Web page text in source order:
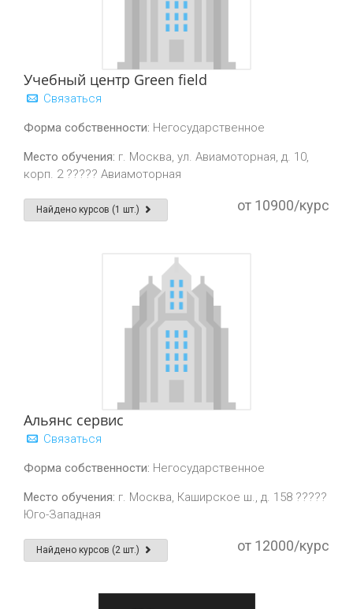
Учебный центр Green field
Связаться
Форма собственности: Негосударственное
Место обучения: г. Москва, ул. Авиамоторная, д. 10,
корп. 2 ????? Авиамоторная
Найдено курсов (1 шт.) от 10900/курс
Альянс сервис
Связаться
Форма собственности: Негосударственное
Место обучения: г. Москва, Каширское ш., д. 158 ?????
Юго-Западная
Найдено курсов (2 шт.) от 12000/курс